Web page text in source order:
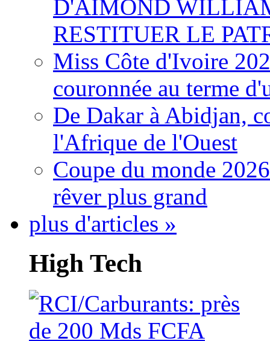
D'AIMOND
RESTITUER LE
Miss Côte d'Ivoire
couronnée au terme
De Dakar à Abidjan,
l'Afrique de l'Ouest
Coupe du monde
rêver plus grand
plus d'articles »
High Tech